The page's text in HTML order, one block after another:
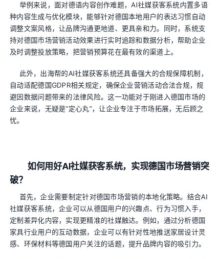
举例来说，面对德语内容创作难题，AI社媒获客系统内置多语
种内容生成与优化模块，能够针对德国本地用户的表达习惯自动
调整文案风格，让品牌沟通更地道、更具亲和力。同时，系统支
持对德国市场营销活动效果进行实时追踪和数据分析，帮助企业
及时调整投放策略，把营销预算花在最有效的渠道上。
此外，出海帮的AI社媒获客系统还具备强大的合规保障机制，
自动适配德国GDPR相关规定，确保企业营销活动合法合规，规
避因数据问题带来的法律风险。这一功能对于刚进入德国市场的
企业来说，无疑是“定心丸”，让企业专注于市场拓展，无后顾之
忧。
如何用好AI社媒获客系统，实现德国市场营销突
破？
首先，企业需要制定针对德国市场营销的本地化策略。结合AI
社媒获客系统，企业可以从德国用户的兴趣点、行为习惯入手，
定制差异化内容，实现更精准的社媒触达。例如，通过分析德国
家具行业用户的互动数据，企业可以有针对性地推送家居设计灵
感、环保材料等德国用户关注的话题，提升品牌内容的吸引力。